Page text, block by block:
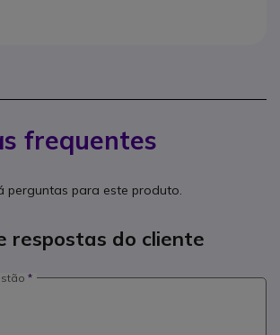
frequentes
perguntas para este produto.
respostas do cliente